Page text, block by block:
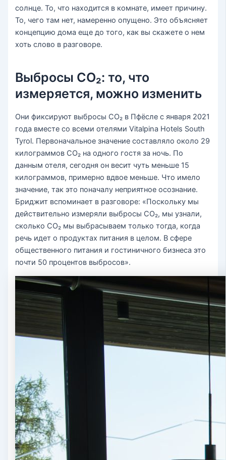
солнце. То, что находится в комнате, имеет причину.
То, чего там нет, намеренно опущено. Это объясняет
концепцию дома еще до того, как вы скажете о нем
хоть слово в разговоре.
Выбросы CO₂: то, что
измеряется, можно изменить
Они фиксируют выбросы CO₂ в Пфёсле с января 2021
года вместе со всеми отелями Vitalpina Hotels South
Tyrol. Первоначальное значение составляло около 29
килограммов CO₂ на одного гостя за ночь. По
данным отеля, сегодня он весит чуть меньше 15
килограммов, примерно вдвое меньше. Что имело
значение, так это поначалу неприятное осознание.
Бриджит вспоминает в разговоре: «Поскольку мы
действительно измеряли выбросы CO₂, мы узнали,
сколько CO₂ мы выбрасываем только тогда, когда
речь идет о продуктах питания в целом. В сфере
общественного питания и гостиничного бизнеса это
почти 50 процентов выбросов».